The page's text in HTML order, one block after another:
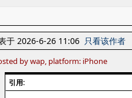
于 2026-6-26 11:06 只看该作者
by wap, platform: iPhone
引用: